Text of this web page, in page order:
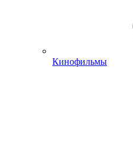
Кинофильмы